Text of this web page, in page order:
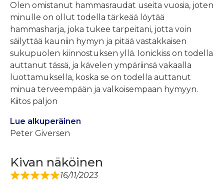
Olen omistanut hammasraudat useita vuosia, joten
minulle on ollut todella tärkeää löytää
hammasharja, joka tukee tarpeitani, jotta voin
säilyttää kauniin hymyn ja pitää vastakkaisen
sukupuolen kiinnostuksen yllä. Ionickiss on todella
auttanut tässä, ja kävelen ympäriinsä vakaalla
luottamuksella, koska se on todella auttanut
minua terveempään ja valkoisempaan hymyyn.
Kiitos paljon
Lue alkuperäinen
Peter Giversen
Kivan näköinen
16/11/2023